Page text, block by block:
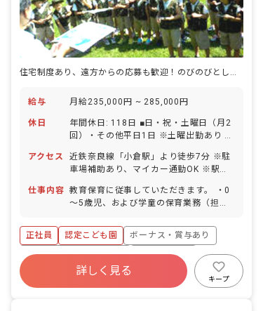
住宅制度あり、遠方からの応募も歓迎！のびのびとした保育ができるこども園
給与 月給235,000円 ~ 285,000円
休日
年間休日: 118日 ■日・祝・土曜日（月2
回）・その他平日1日 ※土曜出勤あり ■
日間） ■GW休暇 ■有給休暇（法定通り
付与／半日単位から取得可能） ■功労休
暇 ■産前産後・育児休暇（取得実績あ
り） ■看護休暇（取得実績あり）
アクセス
近鉄奈良線「小倉駅」より徒歩7分 ※駐
車場補助あり、マイカー通勤OK ※駅チ
仕事内容 教育保育に従事していただきます。 ・0
～5歳児、および学童の保育業務（担任
など
正社員 認定こども園
ボーナス・賞与あり
寮・住宅・家賃補助あり
社会保険完備
福利厚生充実
退職金制度
詳しく見る
キープ